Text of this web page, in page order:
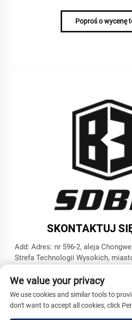
Poproś o wycenę
SKONTAKTUJ
Add: Adres: nr 596-2, aleja
Strefa Technologii Wysokich,
Tel.:+86-17853787374
E-mail:[email protected]
We value your privacy
We use cookies and similar tools to
don't want to accept all cookies, click